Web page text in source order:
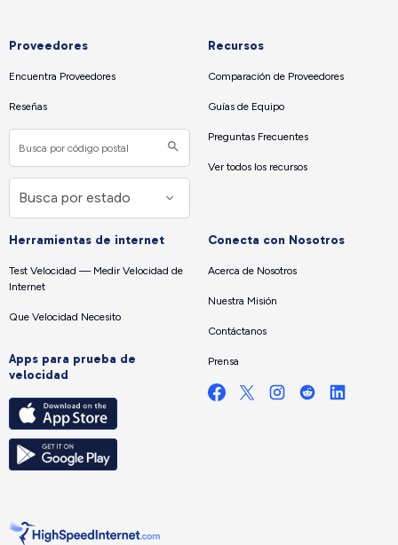
Proveedores
Encuentra Proveedores
Reseñas
Recursos
Comparación de Proveedores
Guías de Equipo
Preguntas Frecuentes
Ver todos los recursos
Herramientas de internet
Test Velocidad — Medir Velocidad de
Internet
Que Velocidad Necesito
Apps para prueba de
velocidad
Conecta con Nosotros
Acerca de Nosotros
Nuestra Misión
Contáctanos
Prensa